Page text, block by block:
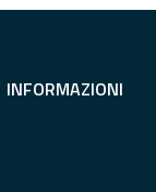
INFORMAZIONI